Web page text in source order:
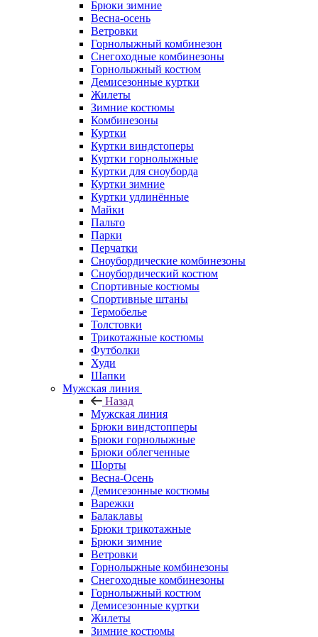
Брюки зимние
Весна-осень
Ветровки
Горнолыжный комбинезон
Снегоходные комбинезоны
Горнолыжный костюм
Демисезонные куртки
Жилеты
Зимние костюмы
Комбинезоны
Куртки
Куртки виндстоперы
Куртки горнолыжные
Куртки для сноуборда
Куртки зимние
Куртки удлинённые
Майки
Пальто
Парки
Перчатки
Сноубордические комбинезоны
Сноубордический костюм
Спортивные костюмы
Спортивные штаны
Термобелье
Толстовки
Трикотажные костюмы
Футболки
Худи
Шапки
Мужская линия
Назад
Мужская линия
Брюки виндстопперы
Брюки горнолыжные
Брюки облегченные
Шорты
Весна-Осень
Демисезонные костюмы
Варежки
Балаклавы
Брюки трикотажные
Брюки зимние
Ветровки
Горнолыжные комбинезоны
Снегоходные комбинезоны
Горнолыжный костюм
Демисезонные куртки
Жилеты
Зимние костюмы